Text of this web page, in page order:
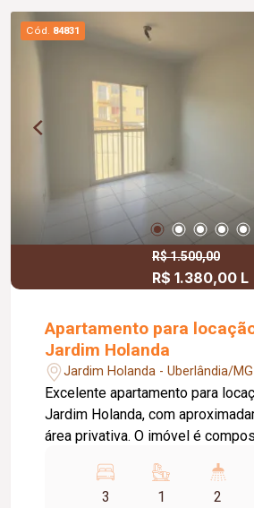
Cód. 84831
R$ 1.500,00
R$ 1.380,00 L
Apartamento para
Jardim Holanda
Jardim Holanda - Uberlândia/MG
Excelente apartamento para
Jardim Holanda, com
área privativa. O imóvel é
planejados e bancada, área de
quartos, sendo 02 com armários
3 1 2